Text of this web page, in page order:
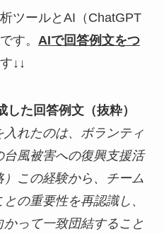
ツールとAI（ChatGPT
す。 AIで回答例文をつ
↓↓
た回答例文（抜粋）
入れたのは、ボランティ
台風被害への復興支援活
）この経験から、チーム
の重要性を再認識し、
って一致団結すること